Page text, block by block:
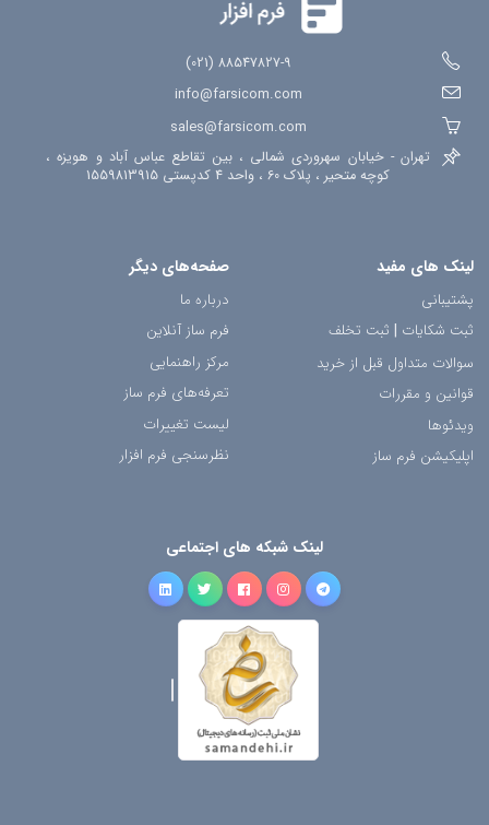
88547827-9 (021)
info@farsicom.com
sales@farsicom.com
تهران - خیابان سهروردی شمالی ، بین تقاطع عباس آباد و هویزه ،
کوچه متحیر ، پلاک 60 ، واحد 4 کدپستی 1559813915
لینک های مفید
پشتیبانی
ثبت شکایات | ثبت تخلف
سوالات متداول قبل از خرید
قوانین و مقررات
ویدئوها
اپلیکیشن فرم ساز
صفحه‌های دیگر
درباره ما
فرم ساز آنلاین
مرکز راهنمایی
تعرفه‌های فرم ساز
لیست تغییرات
نظرسنجی فرم افزار
لینک شبکه های اجتماعی